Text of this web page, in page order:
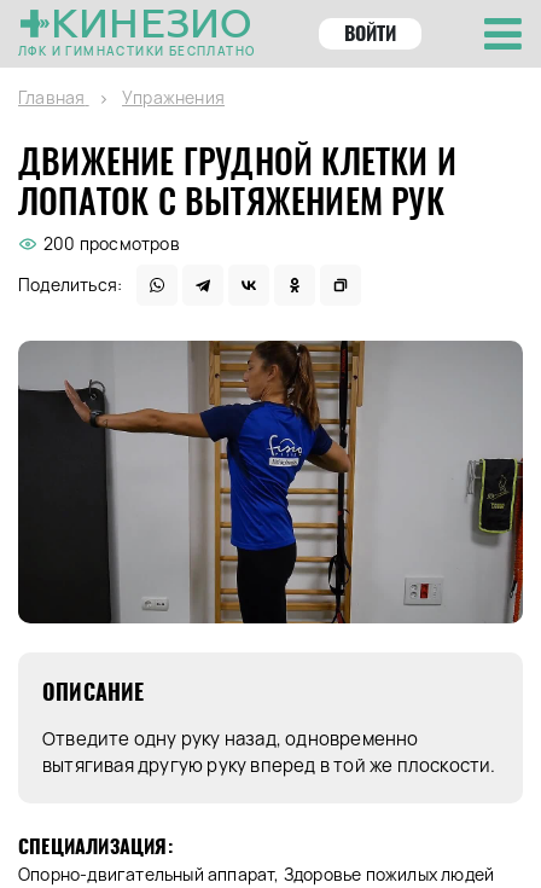
КИНЕЗИО
ЛФК И ГИМНАСТИКИ БЕСПЛАТНО
ВОЙТИ
Главная Упражнения
ДВИЖЕНИЕ ГРУДНОЙ КЛЕТКИ И
ЛОПАТОК С ВЫТЯЖЕНИЕМ РУК
200 просмотров
Поделиться:
ОПИСАНИЕ
Отведите одну руку назад, одновременно
вытягивая другую руку вперед в той же плоскости.
СПЕЦИАЛИЗАЦИЯ:
Опорно-двигательный аппарат, Здоровье пожилых людей